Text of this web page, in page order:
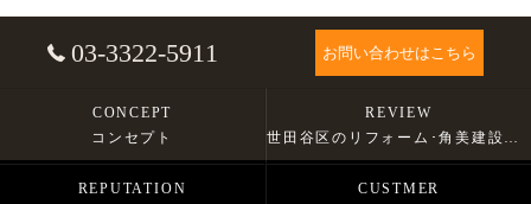
03-3322-5911 お問い合わせはこちら
CONCEPT
コンセプト
REVIEW
世田谷区のリフォーム･角美建設株式会社の口コミ情報
REPUTATION
CUSTMER